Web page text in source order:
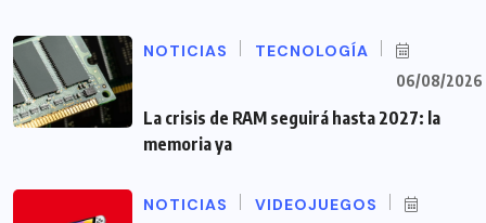
NOTICIAS TECNOLOGÍA
06/08/2026
La crisis de RAM seguirá hasta 2027: la
memoria ya
NOTICIAS VIDEOJUEGOS